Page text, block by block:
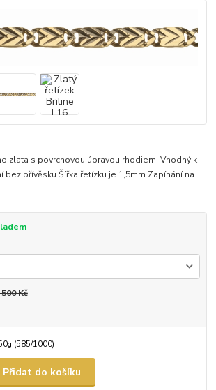
zlata s povrchovou úpravou rhodiem. Vhodný k
přívěsku Šířka řetízku je 1,5mm Zapínání na
Kč
(585/1000)
Přidat do košíku